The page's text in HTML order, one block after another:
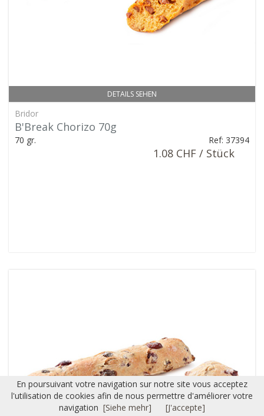
DETAILS SEHEN
Bridor
B'Break Chorizo 70g
70 gr. Ref: 37394
1.08 CHF / Stück
En poursuivant votre navigation sur notre site vous acceptez
l'utilisation de cookies afin de nous permettre d'améliorer votre
navigation [Siehe mehr] [J'accepte]